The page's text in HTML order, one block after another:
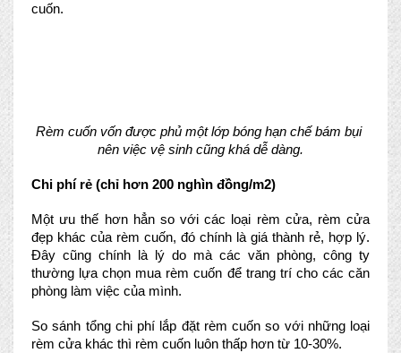
cuốn.
Rèm cuốn vốn được phủ một lớp bóng hạn chế bám bụi
nên việc vệ sinh cũng khá dễ dàng.
Chi phí rẻ (chỉ hơn 200 nghìn đồng/m2)
Một ưu thế hơn hẳn so với các loại rèm cửa, rèm cửa
đẹp khác của rèm cuốn, đó chính là giá thành rẻ, hợp lý.
Đây cũng chính là lý do mà các văn phòng, công ty
thường lựa chọn mua rèm cuốn để trang trí cho các căn
phòng làm việc của mình.
So sánh tổng chi phí lắp đặt rèm cuốn so với những loại
rèm cửa khác thì rèm cuốn luôn thấp hơn từ 10-30%.